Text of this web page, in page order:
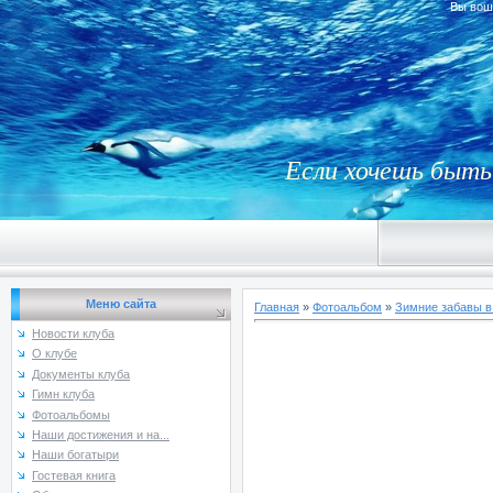
Вы
Если хочешь быть
Меню сайта
Новости клуба
О клубе
Документы клуба
Гимн клуба
Фотоальбомы
Наши достижения и на...
Наши богатыри
Гостевая книга
Главная » Фотоальбом » Зимние забавы в